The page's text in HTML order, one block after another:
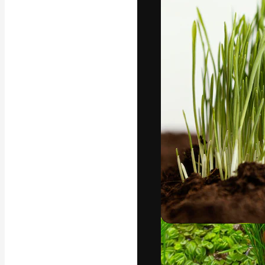
La plateforme
vos meilleurs
d’abonnés :
studios.
Français
Copyright ©